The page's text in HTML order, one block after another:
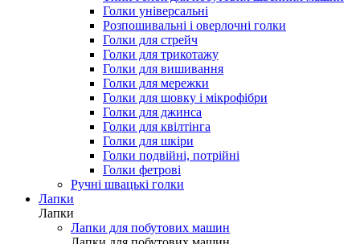
Голки універсальні
Розпошивальні і оверлочні голки
Голки для стрейч
Голки для трикотажу
Голки для вишивання
Голки для мережки
Голки для шовку і мікрофібри
Голки для джинса
Голки для квілтінга
Голки для шкіри
Голки подвійні, потрійні
Голки фетрові
Ручні швацькі голки
Лапки
Лапки
Лапки для побутових машин